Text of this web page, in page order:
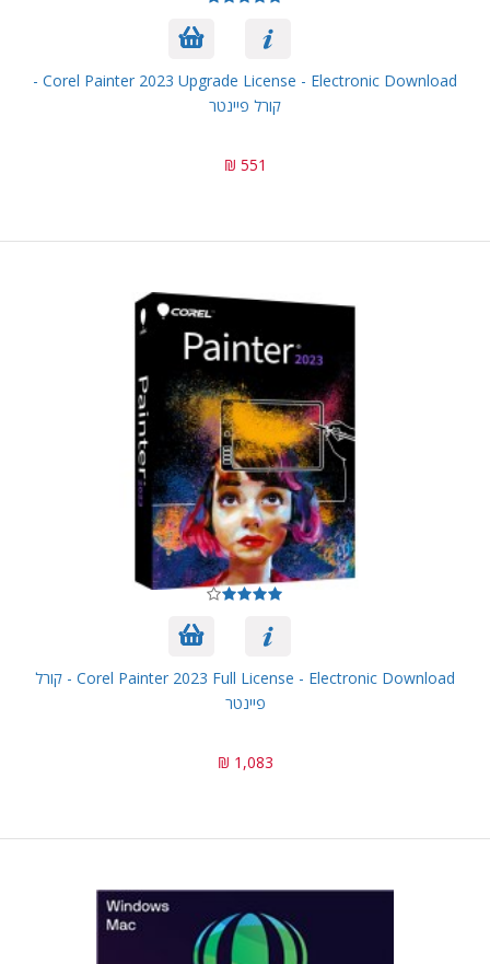
Corel Painter 2023 Upgrade License - Electronic Download -
קורל פיינטר
551 ₪
Corel Painter 2023 Full License - Electronic Download - קורל
פיינטר
1,083 ₪